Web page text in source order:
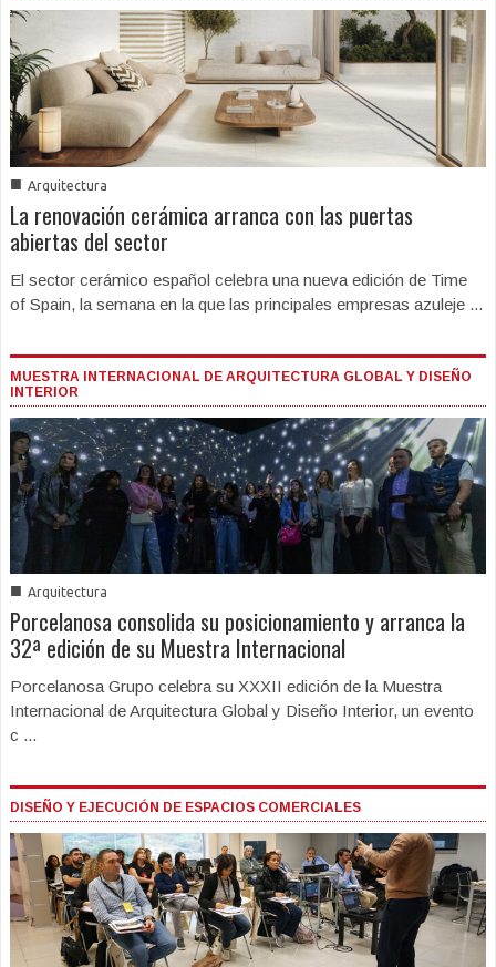
■ Arquitectura
La renovación cerámica arranca con las puertas
abiertas del sector
El sector cerámico español celebra una nueva edición de Time
of Spain, la semana en la que las principales empresas azuleje ...
MUESTRA INTERNACIONAL DE ARQUITECTURA GLOBAL Y DISEÑO
INTERIOR
■ Arquitectura
Porcelanosa consolida su posicionamiento y arranca la
32ª edición de su Muestra Internacional
Porcelanosa Grupo celebra su XXXII edición de la Muestra
Internacional de Arquitectura Global y Diseño Interior, un evento
c ...
DISEÑO Y EJECUCIÓN DE ESPACIOS COMERCIALES